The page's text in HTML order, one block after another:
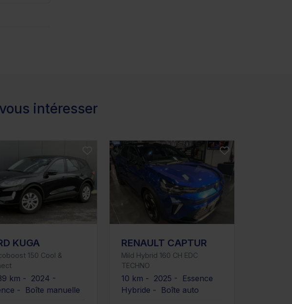
intéresser
KUGA
150 Cool &
km - 2024 -
- Boîte manuelle
RENAULT CAPTUR
Mild Hybrid 160 CH EDC
TECHNO
10 km - 2025 - Essence
Hybride - Boîte auto